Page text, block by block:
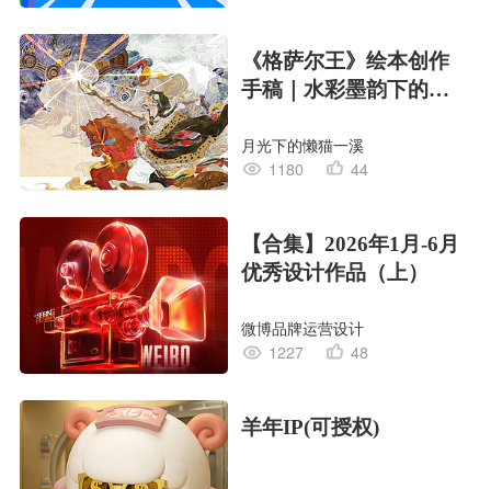
《格萨尔王》绘本创作
手稿｜水彩墨韵下的史
月光下的懒猫一溪
1180
44
【合集】2026年1月-6月
优秀设计作品（上）
微博品牌运营设计
1227
48
羊年IP(可授权)